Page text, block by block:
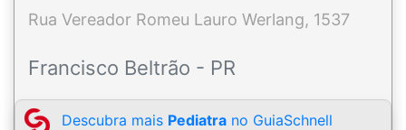
Rua Vereador Romeu Lauro Werlang, 1537
Francisco Beltrão - PR
Descubra mais Pediatra no GuiaSchnell